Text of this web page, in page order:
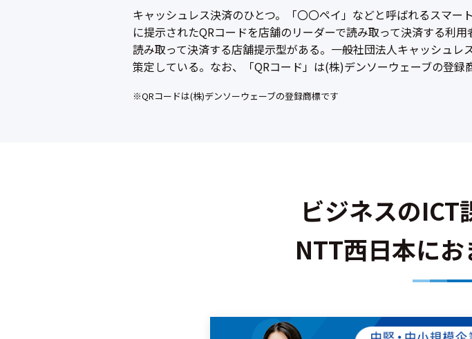
キャッシュレス決済のひとつ。「〇〇ペイ」などと呼ばれるスマ
に提示されたQRコードを店舗のリーダーで読み取って決済する利
読み取って決済する店舗提示型がある。一般社団法人キャッシュ
策定している。なお、「QRコード」は(株)デンソーウェーブの登
※QRコードは(株)デンソーウェーブの登録商標です
ビジネスのICT
NTT西日本に